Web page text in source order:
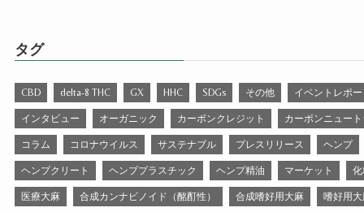
タグ
CBD delta-8 THC GX HHC SDGs その他 イベントレポ
インタビュー オーガニック カーボンクレジット カーボンニュー
コラム コロナウイルス サステナブル プレスリリース ヘンプ
ヘンプクリート ヘンププラスチック ヘンプ精油 マーケット
医療大麻 合成カンナビノイド（酩酊性） 合成嗜好用大麻 嗜好用